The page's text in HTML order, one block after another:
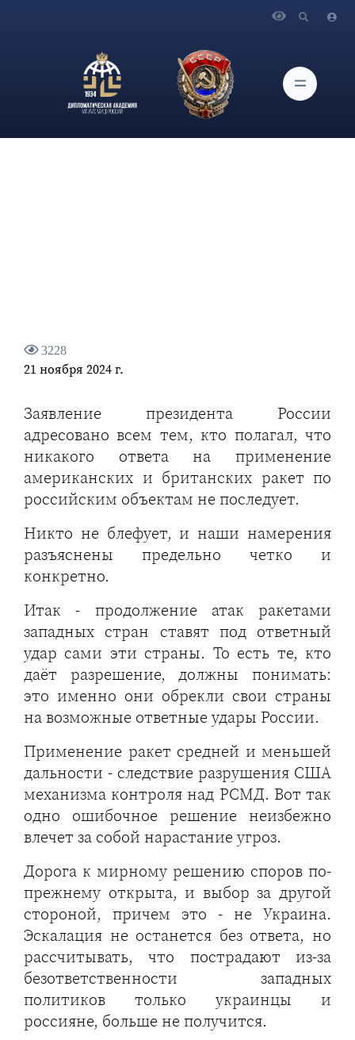
Дипломатической академии МИД России К.И.Косачев о
заявлении Президента России о применении американских и
британских ракет по российским объект
3228
21 ноября 2024 г.
Заявление президента России
адресовано всем тем, кто полагал, что
никакого ответа на применение
американских и британских ракет по
российским объектам не последует.
Никто не блефует, и наши намерения
разъяснены предельно четко и
конкретно.
Итак - продолжение атак ракетами
западных стран ставят под ответный
удар сами эти страны. То есть те, кто
даёт разрешение, должны понимать:
это именно они обрекли свои страны
на возможные ответные удары России.
Применение ракет средней и меньшей
дальности - следствие разрушения США
механизма контроля над РСМД. Вот так
одно ошибочное решение неизбежно
влечет за собой нарастание угроз.
Дорога к мирному решению споров по-
прежнему открыта, и выбор за другой
стороной, причем это - не Украина.
Эскалация не останется без ответа, но
рассчитывать, что пострадают из-за
безответственности западных
политиков только украинцы и
россияне, больше не получится.